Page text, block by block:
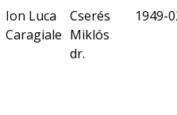
Ion Luca
Caragiale
Cserés
Miklós
dr.
1949-